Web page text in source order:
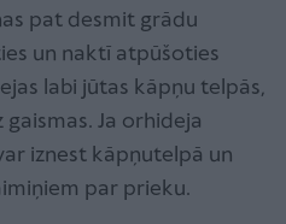
pat desmit grādu
un naktī atpūšoties
labi jūtas kāpņu telpās,
Ja orhideja
iznest kāpņutelpā un
par prieku.